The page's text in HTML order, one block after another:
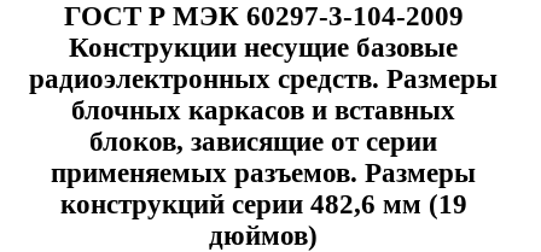
ГОСТ Р МЭК 60297-3-104-2009
Конструкции несущие базовые
радиоэлектронных средств. Размеры
блочных каркасов и вставных
блоков, зависящие от серии
применяемых разъемов. Размеры
конструкций серии 482,6 мм (19
дюймов)